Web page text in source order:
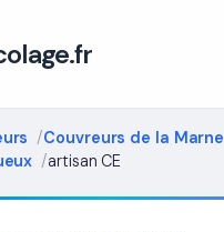
Couvreurs de la Marne
artisan CE